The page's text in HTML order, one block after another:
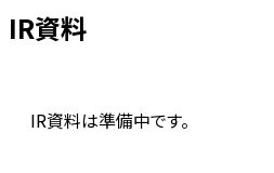
IR資料
IR資料は準備中です。